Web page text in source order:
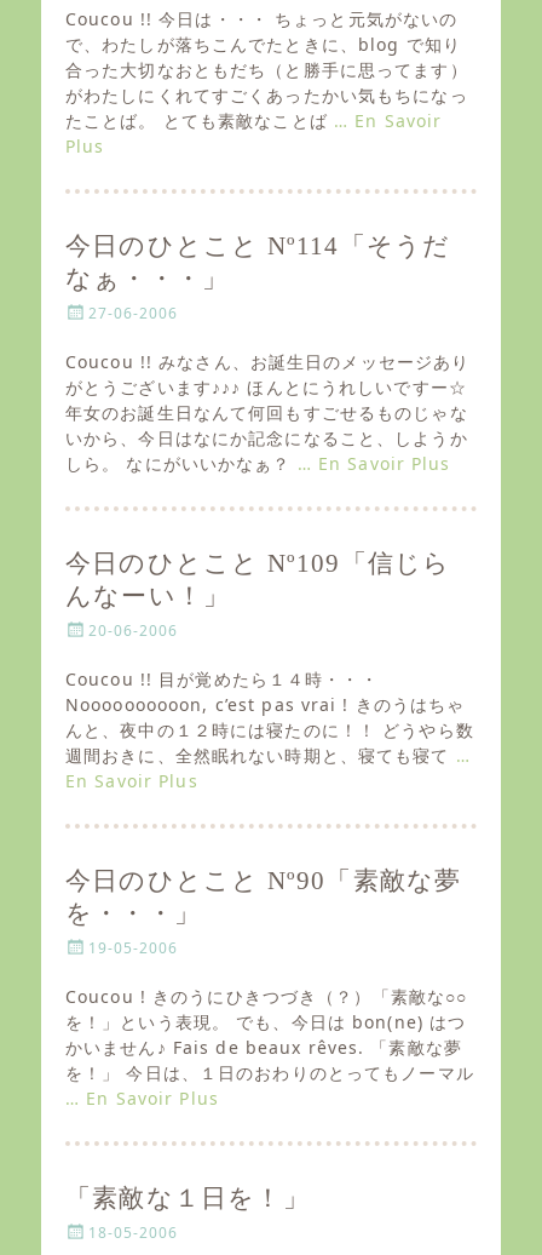
s
e
d
o
n
Coucou !! 今日は・・・ ちょっと元気がないの
で、わたしが落ちこんでたときに、blog で知り
合った大切なおともだち（と勝手に思ってます）
がわたしにくれてすごくあったかい気もちになっ
たことば。 とても素敵なことば … En Savoir
Plus
今日のひとこと Nº114「そうだ
なぁ・・・」
P
s
t
e
d
o
n
27-06-2006
Coucou !! みなさん、お誕生日のメッセージあり
がとうございます♪♪♪ ほんとにうれしいですー☆
年女のお誕生日なんて何回もすごせるものじゃな
いから、今日はなにか記念になること、しようか
しら。 なにがいいかなぁ？ … En Savoir Plus
今日のひとこと Nº109「信じら
んなーい！」
P
s
t
e
d
o
n
20-06-2006
Coucou !! 目が覚めたら１４時・・・
Noooooooooon, c’est pas vrai ! きのうはちゃ
んと、夜中の１２時には寝たのに！！ どうやら数
週間おきに、全然眠れない時期と、寝ても寝て …
En Savoir Plus
今日のひとこと Nº90「素敵な夢
を・・・」
P
s
e
d
o
n
19-05-2006
Coucou ! きのうにひきつづき（？）「素敵な○○
を！」という表現。 でも、今日は bon(ne) はつ
かいません♪ Fais de beaux rêves. 「素敵な夢
を！」 今日は、１日のおわりのとってもノーマル
… En Savoir Plus
「素敵な１日を！」
P
18-05-2006